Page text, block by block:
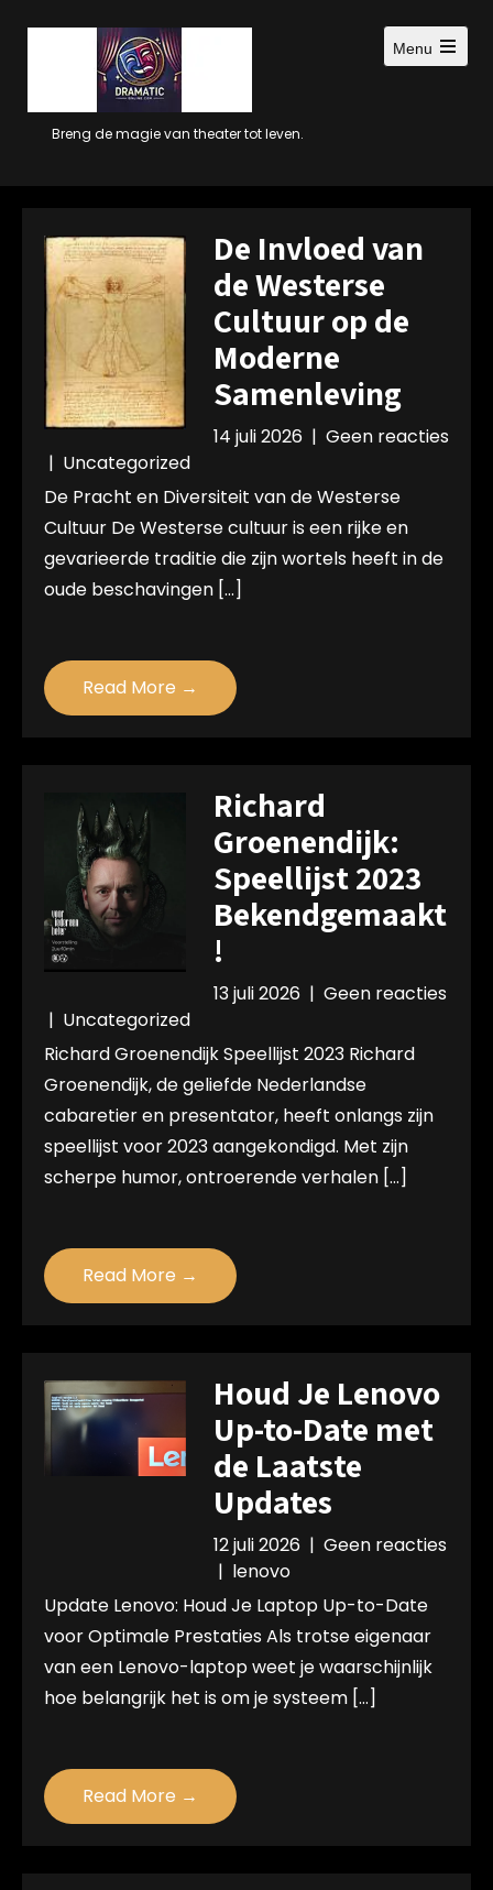
Breng de magie van theater tot leven.
Menu
Open
De Invloed van
de Westerse
Cultuur op de
Moderne
Samenleving
14 juli 2026 | Geen reacties
| Uncategorized
De Pracht en Diversiteit van de Westerse
Cultuur De Westerse cultuur is een rijke en
gevarieerde traditie die zijn wortels heeft in de
oude beschavingen […]
Read More →
Richard
Groenendijk:
Speellijst 2023
Bekendgemaakt
!
13 juli 2026 | Geen reacties
| Uncategorized
Richard Groenendijk Speellijst 2023 Richard
Groenendijk, de geliefde Nederlandse
cabaretier en presentator, heeft onlangs zijn
speellijst voor 2023 aangekondigd. Met zijn
scherpe humor, ontroerende verhalen […]
Read More →
Houd Je Lenovo
Up-to-Date met
de Laatste
Updates
12 juli 2026 | Geen reacties
| lenovo
Update Lenovo: Houd Je Laptop Up-to-Date
voor Optimale Prestaties Als trotse eigenaar
van een Lenovo-laptop weet je waarschijnlijk
hoe belangrijk het is om je systeem […]
Read More →